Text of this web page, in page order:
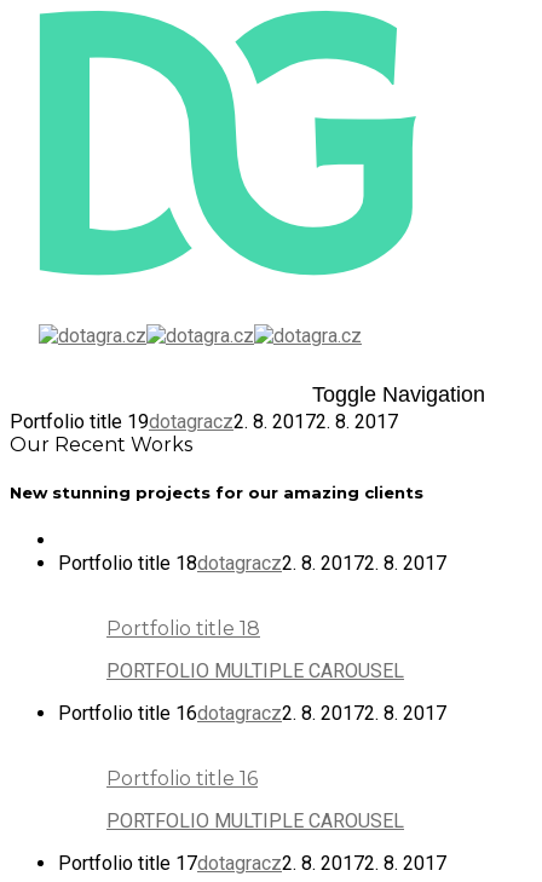
Toggle Navigation
Portfolio title 19dotagracz2. 8. 20172. 8. 2017
Our Recent Works
New stunning projects for our amazing clients
Portfolio title 18dotagracz2. 8. 20172. 8. 2017
Portfolio title 18
PORTFOLIO MULTIPLE CAROUSEL
Portfolio title 16dotagracz2. 8. 20172. 8. 2017
Portfolio title 16
PORTFOLIO MULTIPLE CAROUSEL
Portfolio title 17dotagracz2. 8. 20172. 8. 2017